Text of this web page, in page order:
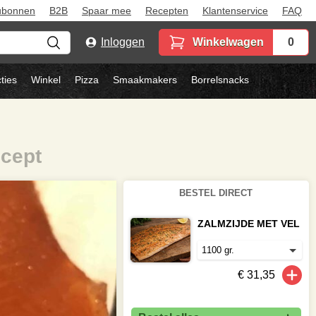
B2B Spaar mee Recepten Klantenservice FAQ
Inloggen Winkelwagen 0
Winkel Pizza Smaakmakers Borrelsnacks
BESTEL DIRECT
ZALMZIJDE MET VEL
€ 31,35